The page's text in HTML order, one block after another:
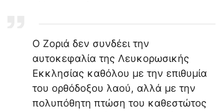
Ο Ζοριά δεν συνδέει την
αυτοκεφαλία της Λευκορωσικής
Εκκλησίας καθόλου με την επιθυμία
του ορθόδοξου λαού, αλλά με την
πολυπόθητη πτώση του καθεστώτος